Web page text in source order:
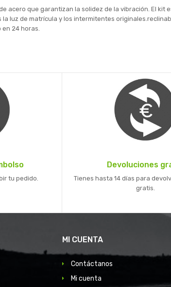
que garantizan la solidez de la vibración. El kit
luz de matrícula y los intermitentes
24 horas.
tu pedido.
Devoluciones
Tienes hasta 14 días para
gratis.
MI CUENTA
Contáctanos
Mi cuenta